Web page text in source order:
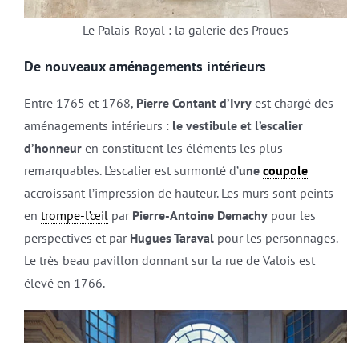
Le Palais-Royal : la galerie des Proues
De nouveaux aménagements intérieurs
Entre 1765 et 1768, Pierre Contant d’Ivryest chargé des
aménagements intérieurs : le vestibule et l’escalier
d’honneuren constituent les éléments les plus
remarquables. L’escalier est surmonté d’une coupole
accroissant l’impression de hauteur. Les murs sont peints
en trompe-l’œil par Pierre-Antoine Demachypour les
perspectives et par Hugues Taravalpour les personnages.
Le très beau pavillon donnant sur la rue de Valois est
élevé en 1766.